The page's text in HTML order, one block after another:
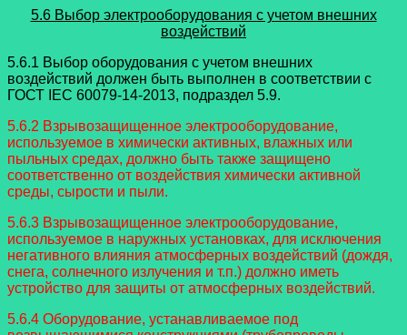
5.6 Выбор электрооборудования с учетом внешних
воздействий
5.6.1 Выбор оборудования с учетом внешних
воздействий должен быть выполнен в соответствии с
ГОСТ IEC 60079-14-2013, подраздел 5.9.
5.6.2 Взрывозащищенное электрооборудование,
используемое в химически активных, влажных или
пыльных средах, должно быть также защищено
соответственно от воздействия химически активной
среды, сырости и пыли.
5.6.3 Взрывозащищенное электрооборудование,
используемое в наружных установках, для исключения
негативного влияния атмосферных воздействий (дождя,
снега, солнечного излучения и т.п.) должно иметь
устройство для защиты от атмосферных воздействий.
5.6.4 Оборудование, устанавливаемое под